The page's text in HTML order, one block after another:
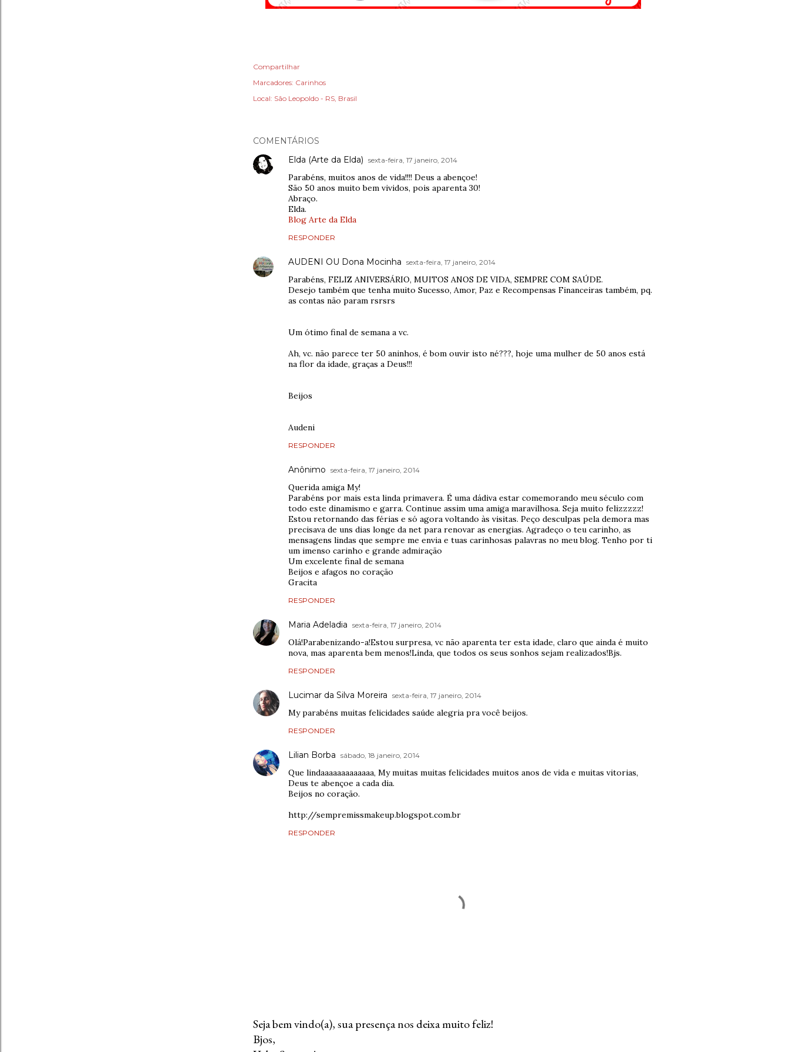
Compartilhar
Marcadores: Carinhos
Local: São Leopoldo - RS, Brasil
COMENTÁRIOS
Elda (Arte da Elda) sexta-feira, 17 janeiro, 2014
Parabéns, muitos anos de vida!!!! Deus a abençoe!
São 50 anos muito bem vividos, pois aparenta 30!
Abraço.
Elda.
Blog Arte da Elda
RESPONDER
AUDENI OU Dona Mocinha sexta-feira, 17 janeiro, 2014
Parabéns, FELIZ ANIVERSÁRIO, MUITOS ANOS DE VIDA, SEMPRE COM SAÚDE.
Desejo também que tenha muito Sucesso, Amor, Paz e Recompensas Financeiras também, pq.
as contas não param rsrsrs
Um ótimo final de semana a vc.
Ah, vc. não parece ter 50 aninhos, é bom ouvir isto né???, hoje uma mulher de 50 anos está
na flor da idade, graças a Deus!!!
Beijos
Audeni
RESPONDER
Anônimo sexta-feira, 17 janeiro, 2014
Querida amiga My!
Parabéns por mais esta linda primavera. É uma dádiva estar comemorando meu século com
todo este dinamismo e garra. Continue assim uma amiga maravilhosa. Seja muito felizzzzz!
Estou retornando das férias e só agora voltando às visitas. Peço desculpas pela demora mas
precisava de uns dias longe da net para renovar as energias. Agradeço o teu carinho, as
mensagens lindas que sempre me envia e tuas carinhosas palavras no meu blog. Tenho por ti
um imenso carinho e grande admiração
Um excelente final de semana
Beijos e afagos no coração
Gracita
RESPONDER
Maria Adeladia sexta-feira, 17 janeiro, 2014
Olá!Parabenizando-a!Estou surpresa, vc não aparenta ter esta idade, claro que ainda é muito
nova, mas aparenta bem menos!Linda, que todos os seus sonhos sejam realizados!Bjs.
RESPONDER
Lucimar da Silva Moreira sexta-feira, 17 janeiro, 2014
My parabéns muitas felicidades saúde alegria pra você beijos.
RESPONDER
Lilian Borba sábado, 18 janeiro, 2014
Que lindaaaaaaaaaaaaa, My muitas muitas felicidades muitos anos de vida e muitas vitorias,
Deus te abençoe a cada dia.
Beijos no coração.
http://sempremissmakeup.blogspot.com.br
RESPONDER
P
Seja bem vindo(a), sua presença nos deixa muito feliz!
Bjos,